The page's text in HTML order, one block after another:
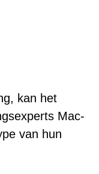
kan het
Mac-
van hun